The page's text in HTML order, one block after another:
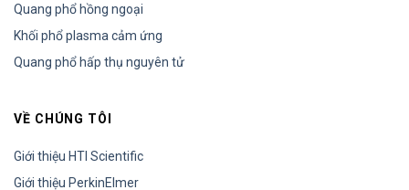
Quang phổ hồng ngoại
Khối phổ plasma cảm ứng
Quang phổ hấp thụ nguyên tử
VỀ CHÚNG TÔI
Giới thiệu HTI Scientific
Giới thiệu PerkinElmer